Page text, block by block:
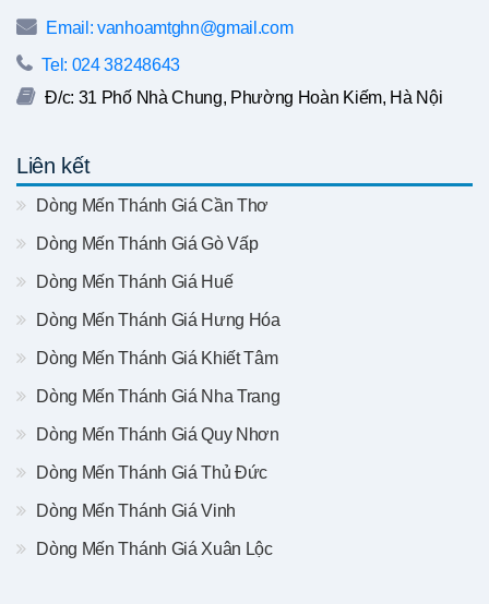
Email: vanhoamtghn@gmail.com
Tel: 024 38248643
Đ/c: 31 Phố Nhà Chung, Phường Hoàn Kiếm, Hà Nội
Liên kết
Dòng Mến Thánh Giá Cần Thơ
Dòng Mến Thánh Giá Gò Vấp
Dòng Mến Thánh Giá Huế
Dòng Mến Thánh Giá Hưng Hóa
Dòng Mến Thánh Giá Khiết Tâm
Dòng Mến Thánh Giá Nha Trang
Dòng Mến Thánh Giá Quy Nhơn
Dòng Mến Thánh Giá Thủ Đức
Dòng Mến Thánh Giá Vinh
Dòng Mến Thánh Giá Xuân Lộc